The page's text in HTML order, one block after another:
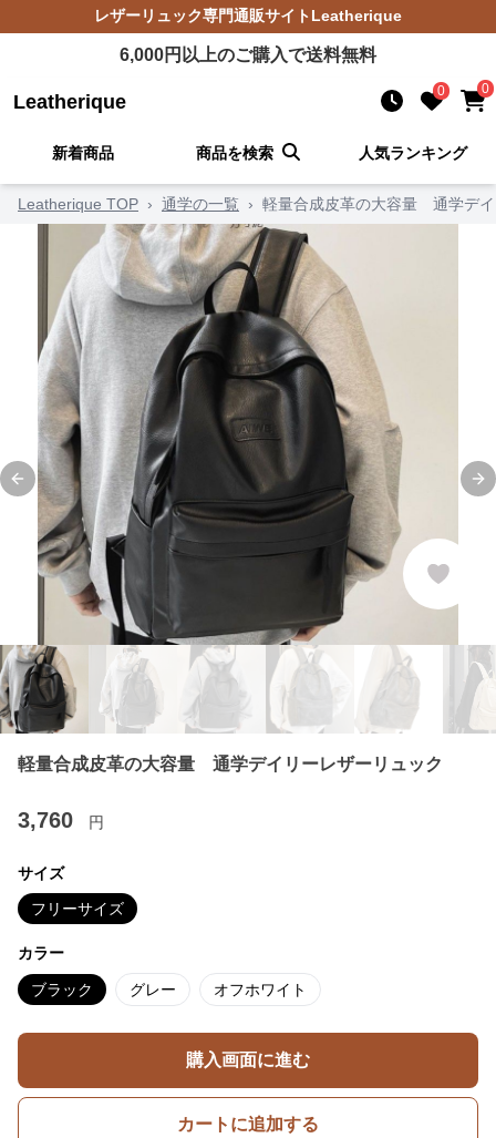
レザーリュック専門通販サイトLeatherique
6,000円以上のご購入で送料無料
Leatherique 0 0
新着商品 商品を検索 人気ランキング
Leatherique TOP › 通学の一覧 › 軽量合成皮革の大容量 通学デ
Previous slide
軽量合成皮革の大容量 通学デイリーレザーリュック
3,760 円
サイズ
フリーサイズ
カラー
ブラック グレー オフホワイト
購入画面に進む
カートに追加する